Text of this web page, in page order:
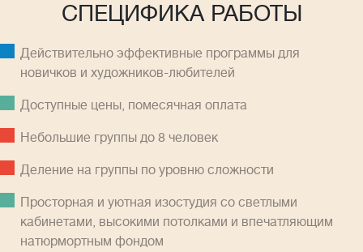
СПЕЦИФИКА РАБОТЫ
Действительно эффективные программы для
новичков и художников-любителей
Доступные цены, помесячная оплатa
Небольшие группы до 8 человек
Деление на группы по уровню сложности
Просторная и уютная изостудия со светлыми
кабинетами, высокими потолками и впечатляющим
натюрмортным фондом